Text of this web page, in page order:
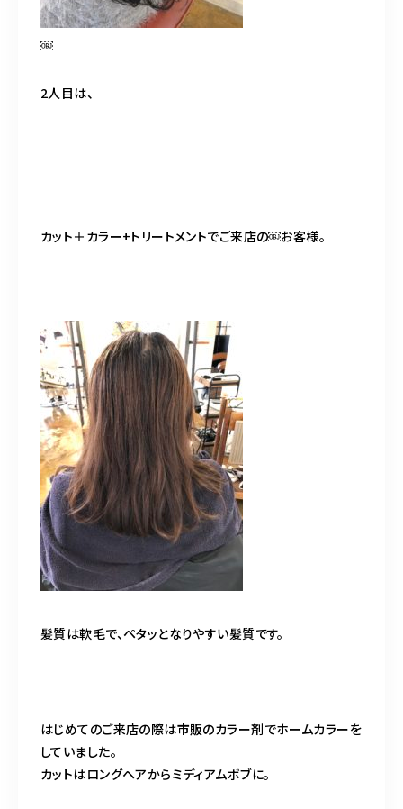
￼
2人目は、
カット＋カラー+トリートメントでご来店の￼お客様。
髪質は軟毛で、ペタッとなりやすい髪質です。
はじめてのご来店の際は市販のカラー剤でホームカラーを
していました。
カットはロングヘアからミディアムボブに。